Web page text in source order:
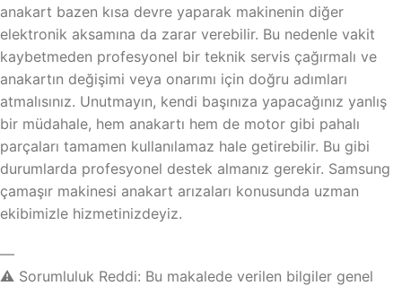
anakart bazen kısa devre yaparak makinenin diğer
elektronik aksamına da zarar verebilir. Bu nedenle vakit
kaybetmeden profesyonel bir teknik servis çağırmalı ve
anakartın değişimi veya onarımı için doğru adımları
atmalısınız. Unutmayın, kendi başınıza yapacağınız yanlış
bir müdahale, hem anakartı hem de motor gibi pahalı
parçaları tamamen kullanılamaz hale getirebilir. Bu gibi
durumlarda profesyonel destek almanız gerekir. Samsung
çamaşır makinesi anakart arızaları konusunda uzman
ekibimizle hizmetinizdeyiz.
—
⚠️ Sorumluluk Reddi: Bu makalede verilen bilgiler genel